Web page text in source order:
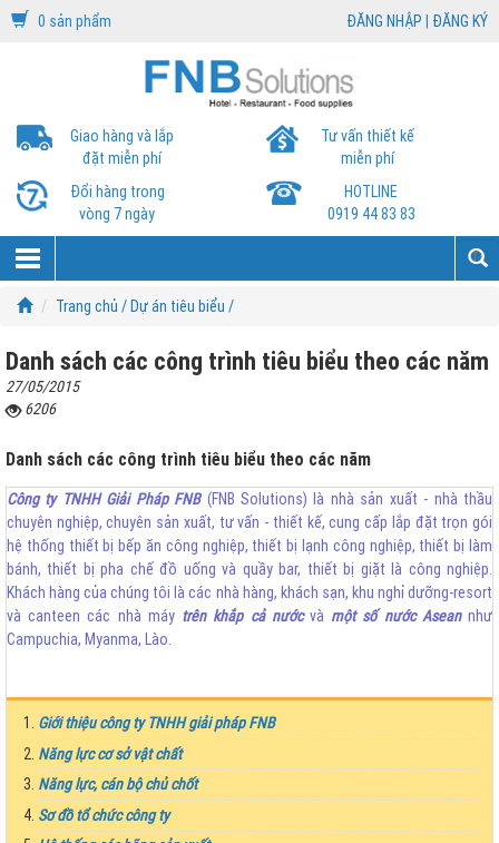
0 sản phẩm ĐĂNG NHẬP | ĐĂNG KÝ
Giao hàng và lắp
đặt miễn phí
Tư vấn thiết kế
miễn phí
Đổi hàng trong
vòng 7 ngày
HOTLINE
0919 44 83 83
Trang chủ /Dự án tiêu biểu /
Danh sách các công trình tiêu biểu theo các năm
27/05/2015
6206
Danh sách các công trình tiêu biểu theo các năm
Công ty TNHH Giải Pháp FNB(FNB Solutions) là nhà sản xuất - nhà thầu
chuyên nghiệp, chuyên sản xuất, tư vấn - thiết kế, cung cấp lắp đặt trọn gói
hệ thống thiết bị bếp ăn công nghiệp, thiết bị lạnh công nghiệp, thiết bị làm
bánh, thiết bị pha chế đồ uống và quầy bar, thiết bị giặt là công nghiệp.
Khách hàng của chúng tôi là các nhà hàng, khách sạn, khu nghỉ dưỡng-resort
và canteen các nhà máy trên khắp cả nướcvà một số nước Aseannhư
Campuchia, Myanma, Lào.
Giới thiệu công ty TNHH giải pháp FNB
Năng lực cơ sở vật chất
Năng lực, cán bộ chủ chốt
Sơ đồ tổ chức công ty